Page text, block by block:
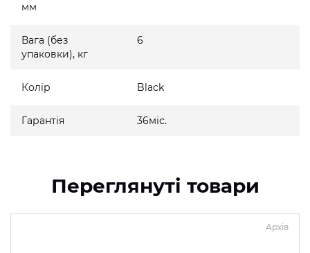
мм
Вага (без
упаковки), кг
6
Колір Black
Гарантія 36міс.
Переглянуті товари
Архів